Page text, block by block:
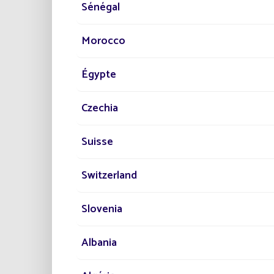
Sénégal
Morocco
Égypte
Czechia
Suisse
Switzerland
Slovenia
Albania